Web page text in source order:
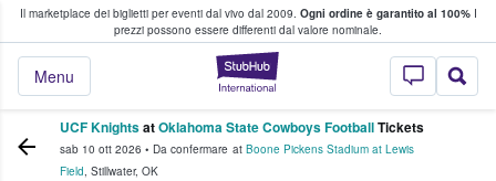
Il marketplace dei biglietti per eventi dal vivo dal 2009. Ogni ordine è garantito al 100%I
prezzi possono essere differenti dal valore nominale.
StubHub - Dove
Menu
fan comprano e vendono biglietti
UCF KnightsatOklahoma State Cowboys FootballTickets
sab 10 ott 2026 • Da confermare at Boone Pickens Stadium at Lewis
Field, Stillwater, OK